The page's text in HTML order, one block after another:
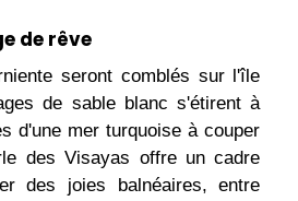
de rêve
seront comblés sur l'île
de sable blanc s'étirent à
d'une mer turquoise à couper
des Visayas offre un cadre
des joies balnéaires, entre